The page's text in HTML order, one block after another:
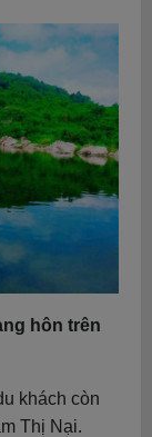
hôn trên
khách còn
Thị Nại.